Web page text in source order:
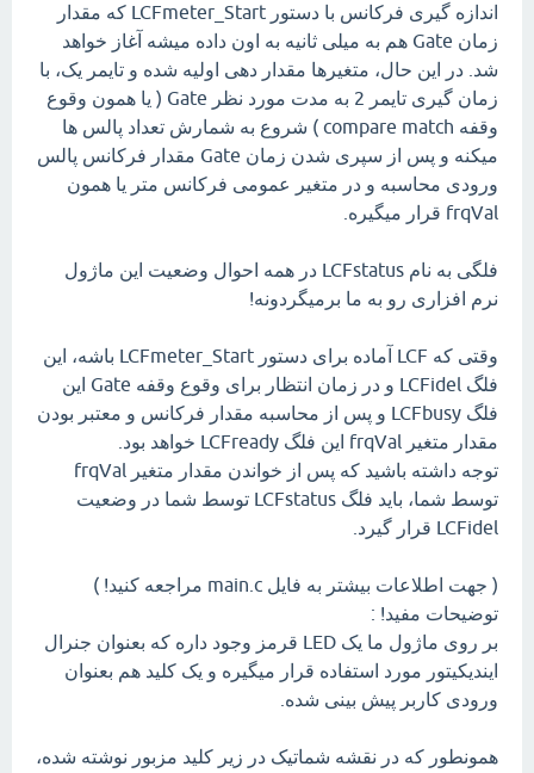
اندازه گیری فرکانس با دستور LCFmeter_Start که مقدار
زمان Gate هم به میلی ثانیه به اون داده میشه آغاز خواهد
شد. در این حال، متغیرها مقدار دهی اولیه شده و تایمر یک، با
زمان گیری تایمر 2 به مدت مورد نظر Gate ( یا همون وقوع
وقفه compare match ) شروع به شمارش تعداد پالس ها
میکنه و پس از سپری شدن زمان Gate مقدار فرکانس پالس
ورودی محاسبه و در متغیر عمومی فرکانس متر یا همون
frqVal قرار میگیره.
فلگی به نام LCFstatus در همه احوال وضعیت این ماژول
نرم افزاری رو به ما برمیگردونه!
وقتی که LCF آماده برای دستور LCFmeter_Start باشه، این
فلگ LCFidel و در زمان انتظار برای وقوع وقفه Gate این
فلگ LCFbusy و پس از محاسبه مقدار فرکانس و معتبر بودن
مقدار متغیر frqVal این فلگ LCFready خواهد بود.
توجه داشته باشید که پس از خواندن مقدار متغیر frqVal
توسط شما، باید فلگ LCFstatus توسط شما در وضعیت
LCFidel قرار گیرد.
( جهت اطلاعات بیشتر به فایل main.c مراجعه کنید! )
توضیحات مفید! :
بر روی ماژول ما یک LED قرمز وجود داره که بعنوان جنرال
ایندیکیتور مورد استفاده قرار میگیره و یک کلید هم بعنوان
ورودی کاربر پیش بینی شده.
همونطور که در نقشه شماتیک در زیر کلید مزبور نوشته شده،